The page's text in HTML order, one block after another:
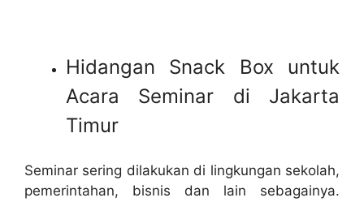
Hidangan Snack Box untuk
Acara Seminar di Jakarta
Timur
Seminar sering dilakukan di lingkungan sekolah,
pemerintahan, bisnis dan lain sebagainya.